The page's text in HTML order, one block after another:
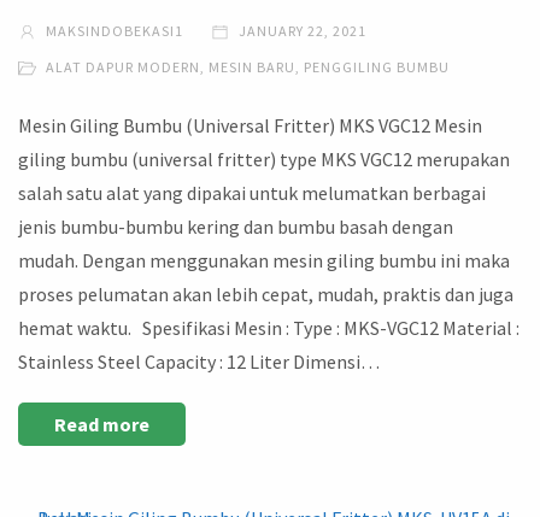
MAKSINDOBEKASI1 JANUARY 22, 2021
ALAT DAPUR MODERN MESIN BARU PENGGILING BUMBU
Mesin Giling Bumbu (Universal Fritter) MKS VGC12 Mesin
giling bumbu (universal fritter) type MKS VGC12 merupakan
salah satu alat yang dipakai untuk melumatkan berbagai
jenis bumbu-bumbu kering dan bumbu basah dengan
mudah. Dengan menggunakan mesin giling bumbu ini maka
proses pelumatan akan lebih cepat, mudah, praktis dan juga
hemat waktu. Spesifikasi Mesin : Type : MKS-VGC12 Material :
Stainless Steel Capacity : 12 Liter Dimensi…
Read more